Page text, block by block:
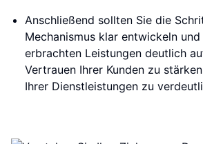
Anschließend sollten Sie die
Mechanismus klar entwickeln
erbrachten Leistungen deutlich
Vertrauen Ihrer Kunden zu
Ihrer Dienstleistungen zu